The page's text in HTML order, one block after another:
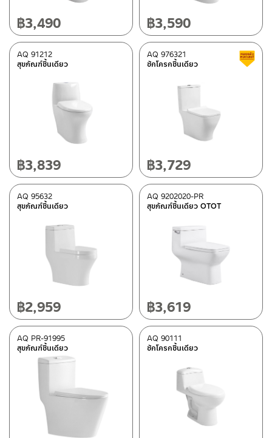
ขาว (17)
Rasland-AQ2
สถานะสินค้า
สถานะสินค้าขายปกติ
สินค้าลดราคา เคลียร์สต็อก(7)
มีสต็อกปกติ
฿3,490 ฿3,590
สุขภัณฑ์ชิ้นเดียว
AQ 91212
฿3,839
ชักโครกชิ้นเดียว
AQ 976321
฿3,729
สุขภัณฑ์ชิ้นเดียว
AQ 95632
฿2,959
สุขภัณฑ์ชิ้นเดียว OTOT
AQ 9202020-PR
฿3,619
สุขภัณฑ์ชิ้นเดียว
AQ PR-91995
ชักโครกชิ้นเดียว
AQ 90111